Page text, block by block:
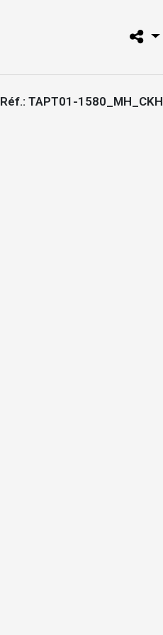
Réf.: TAPT01-1580_MH_CKH